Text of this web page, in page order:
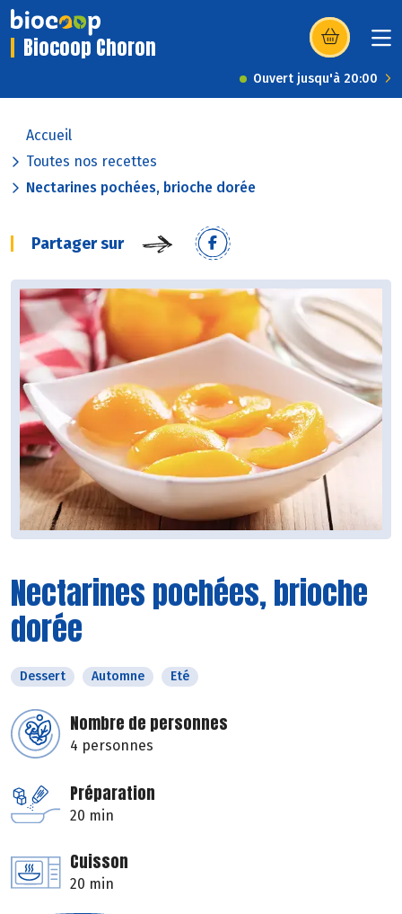
Biocoop Choron (s’ouvre dans
Ouvert jusqu'à 20:00
Accueil
Toutes nos recettes
Nectarines pochées, brioche dorée
Partager sur
Nectarines pochées, brioche
dorée
Dessert Automne Eté
Nombre de personnes
4 personnes
Préparation
20 min
Cuisson
20 min